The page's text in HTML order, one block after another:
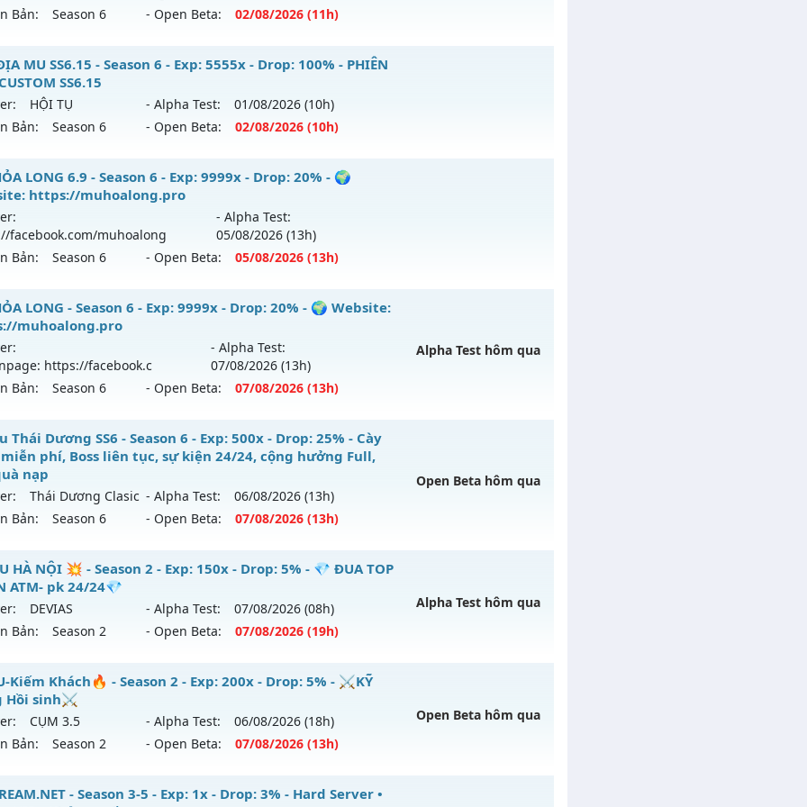
5x - Drop: 10%
loại: Mu Nguyên bản Webzen
Pro
Bản:
Season 6 - Open Beta: 02/08/2026 (11h)
LONG 6.9 - 🌍 Website: https://muhoalong.pro
ra tháng 08 2026 - Mở máy chủ https://facebook.com/muhoalong
02/08/2626
Non Reset
Mu Nguyên bản Webzen
XShield
MU SS6.15 - Season 6 - Exp: 5555x - Drop: 100% - PHIÊN
SS6.15
HỘI TỤ - Alpha Test: 01/08/2026 (10h)
Bản:
Season 6 - Open Beta: 02/08/2026 (10h)
ĐỊA MU SS6.15 - PHIÊN BẢN CUSTOM SS6.15
mới ra tháng 08 2026 - Mở máy chủ
HỘI TỤ
5555x - Drop: 100%
loại: Mu Custom thêm đồ mới
SPK
LONG 6.9 - Season 6 - Exp: 9999x - Drop: 20% - 🌍
https://muhoalong.pro
facebook.com/muhoalong
- Alpha Test:
05/08/2026 (13h)
Bản:
Season 6 - Open Beta: 05/08/2026 (13h)
LONG 6.9 - 🌍 Website: https://muhoalong.pro
ra tháng 08 2026 - Mở máy chủ https://facebook.com/muhoalong
vào 13h
08/2626
- Drop: 20%
Mu Nguyên bản Webzen
XShield
LONG - Season 6 - Exp: 9999x - Drop: 20% - 🌍 Website:
muhoalong.pro
https://facebook.c
- Alpha Test:
07/08/2026(13h)
Bản:
Season 6 - Open Beta: 07/08/2026 (13h)
Alpha Test hôm qua
LONG - 🌍 Website: https://muhoalong.pro
ra tháng 08 2026 - Mở máy chủ
💎 Fanpage: https://facebook.c
vào 13h
07/08/2626
- Drop: 20%
Mu Nguyên bản Webzen
XShield
Thái Dương SS6 - Season 6 - Exp: 500x - Drop: 25% - Cày
phí, Boss liên tục, sự kiện 24/24, cộng hưởng Full,
nạp
Thái Dương Clasic - Alpha Test: 06/08/2026 (13h)
Bản:
Season 6 - Open Beta: 07/08/2026 (13h)
Open Beta hôm qua
Thái Dương SS6 - Cày cuốc miễn phí, Boss liên tục, sự kiện 24/24, cộng hưởng
quà nạp
ra tháng 08 2026 - Mở máy chủ Thái Dương Clasic
Reset In Game
Mu Nguyên bản Webzen
VIP SHIELD
HÀ NỘI 💥 - Season 2 - Exp: 150x - Drop: 5% - 💎 ĐUA TOP
ATM- pk 24/24💎
DEVIAS - Alpha Test: 07/08/2026 (08h)
Bản:
Season 2 - Open Beta: 07/08/2026 (19h)
Alpha Test hôm qua
MU HÀ NỘI 💥 - 💎 ĐUA TOP NHẬN ATM- pk 24/24💎
mới ra tháng 08 2026 - Mở máy chủDEVIASvào 19h ngày 07/08/2626
150x - Drop: 5%
Kiếm Khách🔥 - Season 2 - Exp: 200x - Drop: 5% - ⚔️KỸ
Hồi sinh⚔️
CỤM 3.5 - Alpha Test: 06/08/2026 (18h)
Bản:
Season 2 - Open Beta: 07/08/2026 (13h)
Open Beta hôm qua
Kiếm Khách🔥 - ⚔️KỸ Năng Hồi sinh⚔️
- Season 3-5 - Exp: 1x - Drop: 3% - Hard Server •